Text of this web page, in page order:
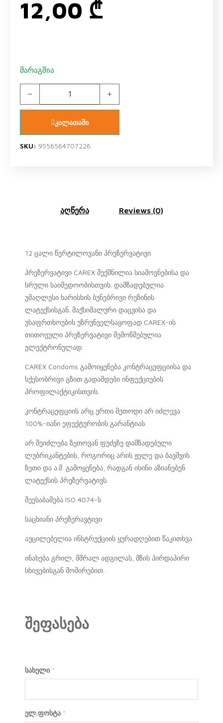
12,00 ₾
მარაგშია
პრეზერვატივი Carex Dotted N12 quantity
კალათაში
SKU: 9556564707226
აღწერა Reviews (0)
12 ცალი წერტილოვანი პრეზერვატივი
პრეზერვატივი CAREX შექმნილია სიამოვნებისა და
სრული საიმედოობისთვის. დამზადებულია
უმაღლესი ხარისხის ბუნებრივი რეზინის
ლატექსისგან. მაქსიმალური დაცვისა და
უსაფრთხოების უზრუნველსაყოფად CAREX-ის
თითოეული პრეზერვატივი შემოწმებულია
ელექტრონულად.
CAREX Condoms გამოიყენება კონტრაცეფციისა და
სქესობრივი გზით გადამდები ინფექციების
პროფილაქტიკისთვის.
კონტრაცეფციის არც ერთი მეთოდი არ იძლევა
100%-იანი ეფექტურობის გარანტიას.
არ შეიძლება ზეთოვან ფუძეზე დამზადებული
ლუბრიკანტების, როგორიც არის ჟელე და ბავშვის
ზეთი და ა.შ. გამოყენება, რადგან ისინი აზიანებენ
ლატექსის პრეზერვატივს.
შეესაბამება ISO 4074-ს
საცხიანი პრეზერავტივი
აუცილებელია ინსტრუქციის ყურადღებით წაკითხვა
ინახება გრილ, მშრალ ადგილას, მზის პირდაპირი
სხივებისგან მოშირებით.
შეფასება
სახელი *
ელ.ფოსტა *